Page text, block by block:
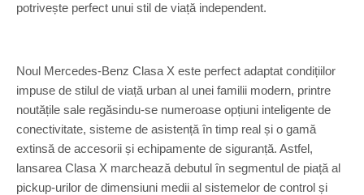
potrivește perfect unui stil de viață independent.
Noul Mercedes-Benz Clasa X este perfect adaptat condițiilor
impuse de stilul de viață urban al unei familii modern, printre
noutățile sale regăsindu-se numeroase opțiuni inteligente de
conectivitate, sisteme de asistență în timp real și o gamă
extinsă de accesorii și echipamente de siguranță. Astfel,
lansarea Clasa X marchează debutul în segmentul de piață al
pickup-urilor de dimensiuni medii al sistemelor de control și